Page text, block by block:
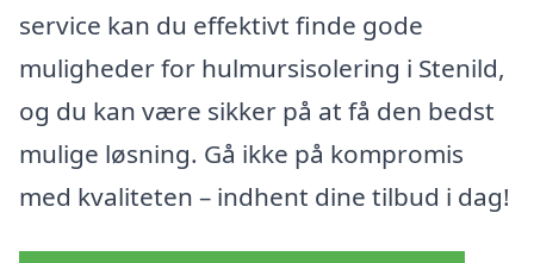
service kan du effektivt finde gode
muligheder for hulmursisolering i Stenild,
og du kan være sikker på at få den bedst
mulige løsning. Gå ikke på kompromis
med kvaliteten – indhent dine tilbud i dag!